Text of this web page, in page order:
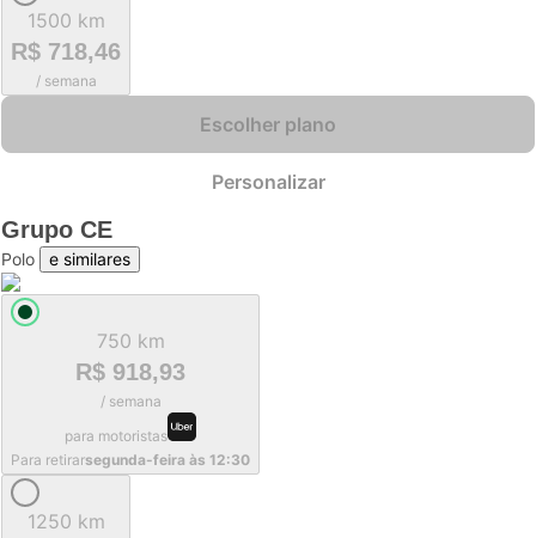
1500 km
R$ 718,46
/ semana
Escolher plano
Personalizar
Grupo CE
Polo e similares
750 km
R$ 918,93
/ semana
para motoristas
Para retirarsegunda-feira às 12:30
1250 km